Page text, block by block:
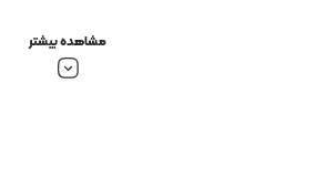
جهان عمیق‌تر، عاطفی‌تر و دلچسب‌تر
نسبتاً خوبی برخوردار بود، در سال‌های
مشاهده بیشتر